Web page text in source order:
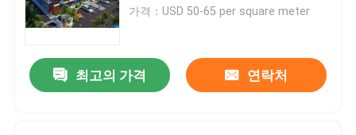
가격：USD 50-65 per square meter
최고의 가격 연락처